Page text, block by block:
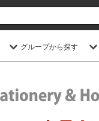
グループから探す